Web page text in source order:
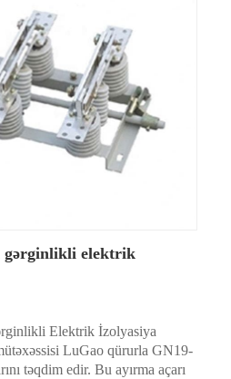
gərginlikli elektrik
Elektrik İzolyasiya
LuGao qürurla GN19-
təqdim edir. Bu ayırma açarı